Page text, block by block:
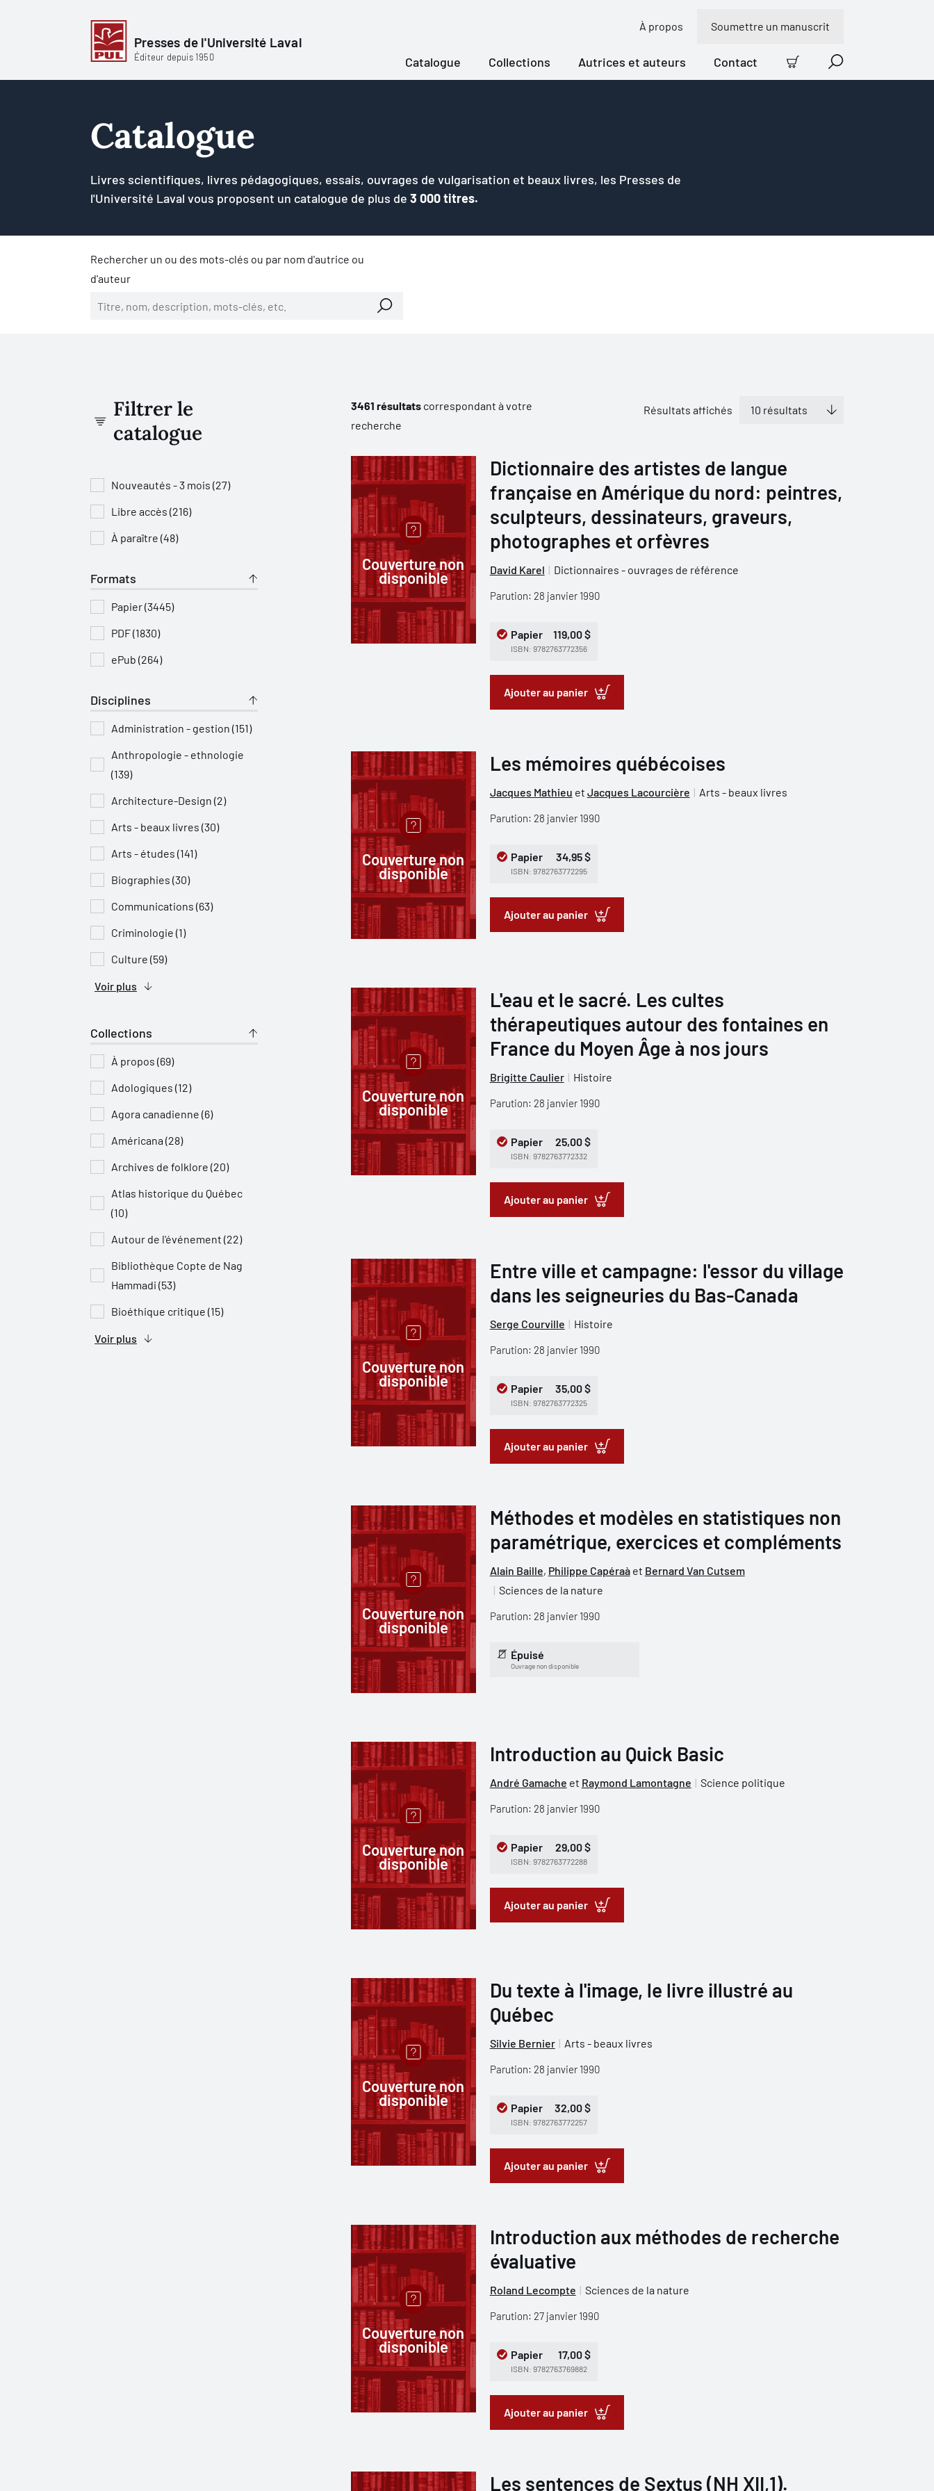
Presses de l'Université Laval
Éditeur depuis 1950
À propos Soumettre un manuscrit
Catalogue Collections Autrices et auteurs Contact
Panier Recherche
Catalogue
Livres scientifiques, livres pédagogiques, essais, ouvrages de vulgarisation et beaux livres, les Presses de
l'Université Laval vous proposent un catalogue de plus de 3 000 titres.
Rechercher un ou des mots-clés ou par nom d'autrice ou
d'auteur
Filtrer le
catalogue
Nouveautés - 3 mois (27)
Libre accès (216)
À paraître (48)
Formats
Papier (3445)
PDF (1830)
ePub (264)
Disciplines
Administration - gestion (151)
Anthropologie - ethnologie
(139)
Architecture-Design (2)
Arts - beaux livres (30)
Arts - études (141)
Biographies (30)
Communications (63)
Criminologie (1)
Culture (59)
Voir plus
Collections
À propos (69)
Adologiques (12)
Agora canadienne (6)
Américana (28)
Archives de folklore (20)
Atlas historique du Québec
(10)
Autour de l'événement (22)
Bibliothèque Copte de Nag
Hammadi (53)
Bioéthique critique (15)
Voir plus
3461 résultatscorrespondant à votre
recherche
Résultats affichés
Couverture non
disponible
Dictionnaire des artistes de langue
française en Amérique du nord: peintres,
sculpteurs, dessinateurs, graveurs,
photographes et orfèvres
David Karel Dictionnaires - ouvrages de référence
Parution: 28 janvier 1990
Papier 119,00 $
ISBN: 9782763772356
Ajouter au panier
Couverture non
disponible
Les mémoires québécoises
Jacques Mathieu et Jacques Lacourcière Arts - beaux livres
Parution: 28 janvier 1990
Papier 34,95 $
ISBN: 9782763772295
Ajouter au panier
Couverture non
disponible
L'eau et le sacré. Les cultes
thérapeutiques autour des fontaines en
France du Moyen Âge à nos jours
Brigitte Caulier Histoire
Parution: 28 janvier 1990
Papier 25,00 $
ISBN: 9782763772332
Ajouter au panier
Couverture non
disponible
Entre ville et campagne: l'essor du village
dans les seigneuries du Bas-Canada
Serge Courville Histoire
Parution: 28 janvier 1990
Papier 35,00 $
ISBN: 9782763772325
Ajouter au panier
Couverture non
disponible
Méthodes et modèles en statistiques non
paramétrique, exercices et compléments
Alain Baille, Philippe Capéraàet Bernard Van Cutsem
Sciences de la nature
Parution: 28 janvier 1990
Épuisé
Ouvrage non disponible
Couverture non
disponible
Introduction au Quick Basic
André Gamache et Raymond Lamontagne Science politique
Parution: 28 janvier 1990
Papier 29,00 $
ISBN: 9782763772288
Ajouter au panier
Couverture non
disponible
Du texte à l'image, le livre illustré au
Québec
Silvie Bernier Arts - beaux livres
Parution: 28 janvier 1990
Papier 32,00 $
ISBN: 9782763772257
Ajouter au panier
Couverture non
disponible
Introduction aux méthodes de recherche
évaluative
Roland Lecompte Sciences de la nature
Parution: 27 janvier 1990
Papier 17,00 $
ISBN: 9782763769882
Ajouter au panier
Les sentences de Sextus (NH XII,1).